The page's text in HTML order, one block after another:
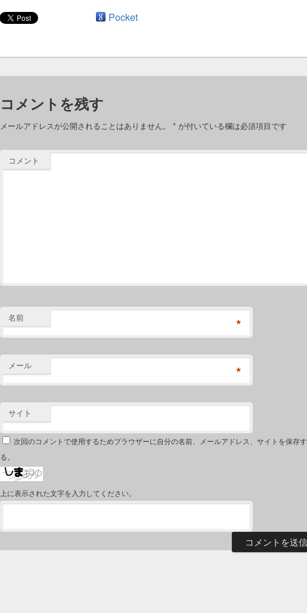
Pocket
コメントを残す
メールアドレスが公開されることはありません。 * が付いている欄は必須項目です
コメント
名前 *
メール *
サイト
次回のコメントで使用するためブラウザーに自分の名前、メールアドレス、サイトを保存す
る。
上に表示された文字を入力してください。